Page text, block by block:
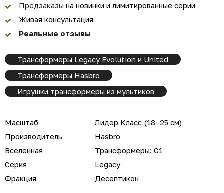
Предзаказы на новинки и лимитированные серии
Живая консультация
Реальные отзывы
Трансформеры Legacy Evolution и United
Трансформеры Hasbro
Игрушки трансформеры из мультиков
Масштаб
Лидер Класс (18–25 см)
Производитель
Hasbro
Вселенная
Трансформеры: G1
Серия
Legacy
Фракция
Десептикон